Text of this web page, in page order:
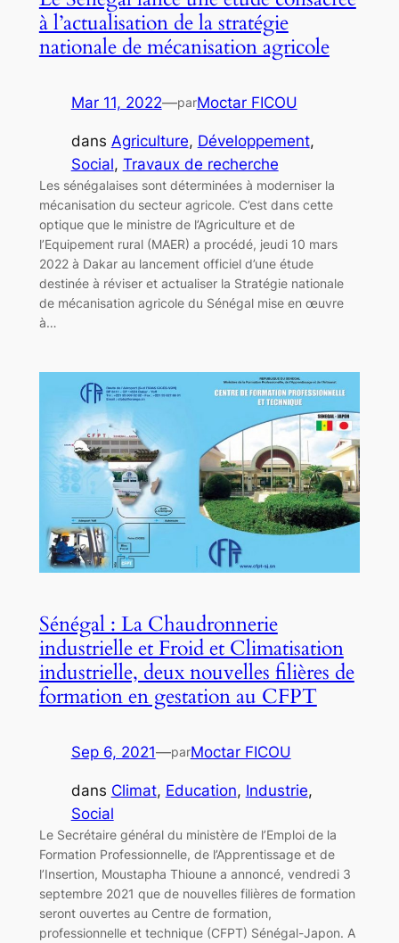
à l’actualisation de la stratégie
nationale de mécanisation agricole
Mar 11, 2022—parMoctar FICOU
dans Agriculture, Développement
Social, Travaux de recherche
Les sénégalaises sont déterminées à moderniser la
mécanisation du secteur agricole. C’est dans cette
optique que le ministre de l’Agriculture et de
l’Equipement rural (MAER) a procédé, jeudi 10 mars
2022 à Dakar au lancement officiel d’une étude
destinée à réviser et actualiser la Stratégie nationale
de mécanisation agricole du Sénégal mise en œuvre
à…
Sénégal : La Chaudronnerie
industrielle et Froid et Climatisation
industrielle, deux nouvelles filières de
formation en gestation au CFPT
Sep 6, 2021—parMoctar FICOU
dans Climat, Education, Industrie
Social
Le Secrétaire général du ministère de l’Emploi de la
Formation Professionnelle, de l’Apprentissage et de
l’Insertion, Moustapha Thioune a annoncé, vendredi 3
septembre 2021 que de nouvelles filières de formation
seront ouvertes au Centre de formation,
professionnelle et technique (CFPT) Sénégal-Japon. A